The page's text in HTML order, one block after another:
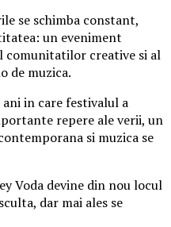
se schimba constant,
un eveniment
creative si al
de muzica.
in care festivalul a
repere ale verii, un
si muzica se
Voda devine din nou locul
dar mai ales se